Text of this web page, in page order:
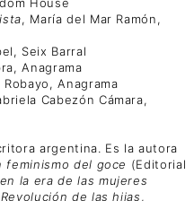
, María del Mar Ramón,
Seix Barral
Anagrama
Anagrama
Cabezón Cámara,
argentina. Es la autora
feminismo del goce (Editorial
la era de las mujeres
de las hijas,